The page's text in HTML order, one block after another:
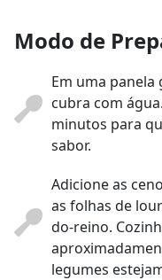
Modo de
Em uma
cubra com
minutos para
sabor.
Adicione as
as folhas de
do-reino.
legumes